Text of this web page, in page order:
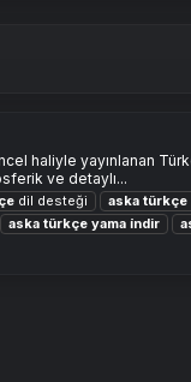
haliyle yayınlanan
ve detaylı...
dil desteği aska türkçe
aska türkçe yama i̇ndir